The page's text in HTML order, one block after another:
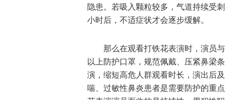
隐患。若吸入颗粒较多，气道持续受
小时后，不适症状才会逐步缓解。
那么在观看打铁花表演时，演员
以上防护口罩，规范佩戴、压紧鼻梁
演，缩短高危人群观看时长，演出后
喘、过敏性鼻炎患者是需要防护的重